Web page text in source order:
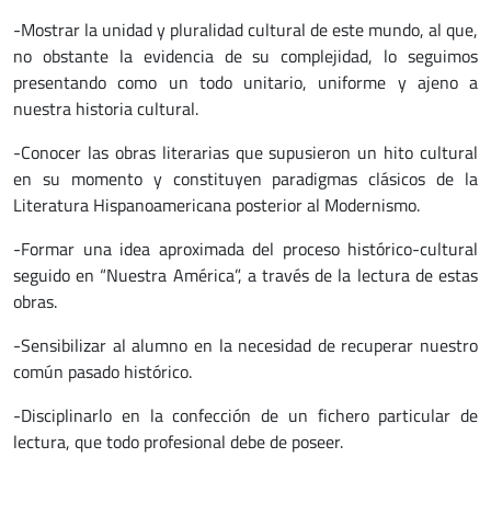
-Mostrar la unidad y pluralidad cultural de este mundo, al que,
no obstante la evidencia de su complejidad, lo seguimos
presentando como un todo unitario, uniforme y ajeno a
nuestra historia cultural.
-Conocer las obras literarias que supusieron un hito cultural
en su momento y constituyen paradigmas clásicos de la
Literatura Hispanoamericana posterior al Modernismo.
-Formar una idea aproximada del proceso histórico-cultural
seguido en “Nuestra América”, a través de la lectura de estas
obras.
-Sensibilizar al alumno en la necesidad de recuperar nuestro
común pasado histórico.
-Disciplinarlo en la confección de un fichero particular de
lectura, que todo profesional debe de poseer.